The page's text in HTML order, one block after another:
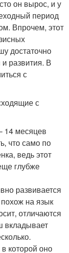
он вырос, и у
период
Впрочем, этот
достаточно
развития. В
с
с
14 месяцев
что само по
ведь этот
глубже
развивается
на язык
отличаются
вкладывает
которой оно